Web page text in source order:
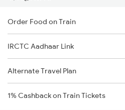
Order Food on Train
IRCTC Aadhaar Link
Alternate Travel Plan
1% Cashback on Train Tickets